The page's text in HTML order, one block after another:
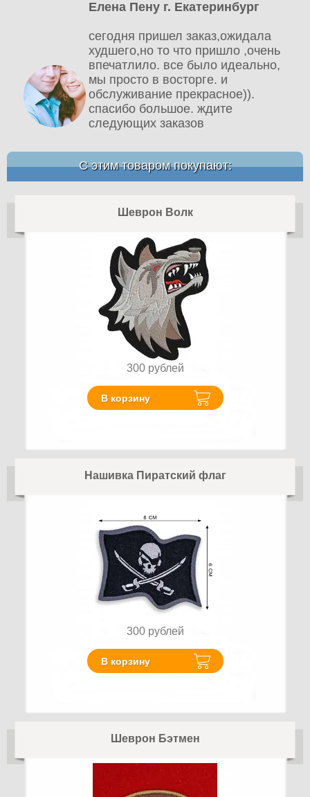
Елена Пену г. Екатеринбург
сегодня пришел заказ,ожидала
худшего,но то что пришло ,очень
впечатлило. все было идеально,
мы просто в восторге. и
обслуживание прекрасное)).
спасибо большое. ждите
следующих заказов
С этим товаром покупают:
Шеврон Волк
300 рублей
В корзину
Нашивка Пиратский флаг
300 рублей
В корзину
Шеврон Бэтмен